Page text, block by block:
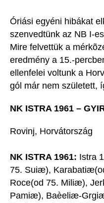
Óriási egyéni hibákat
szenvedtünk az NB I-
Mire felvettük a
eredmény a 15.-
ellenfelei voltunk a
gól már nem született,
NK ISTRA 1961 –
Rovinj, Horvátország
NK ISTRA 1961: Istra
75. Suiæ),
Roce(od 75. Miliæ),
Pamiæ), Baèeliæ-